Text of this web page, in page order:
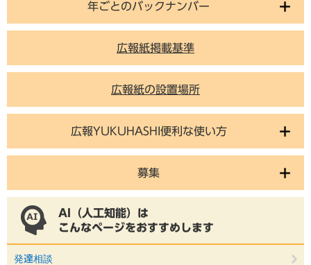
年ごとのバックナンバー
広報紙掲載基準
広報紙の設置場所
広報YUKUHASHI便利な使い方
募集
AI（人工知能）は
こんなページをおすすめします
発達相談